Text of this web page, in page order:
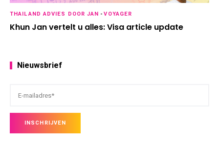
THAILAND ADVIES DOOR JAN -VOYAGER
Khun Jan vertelt u alles: Visa article update
Nieuwsbrief